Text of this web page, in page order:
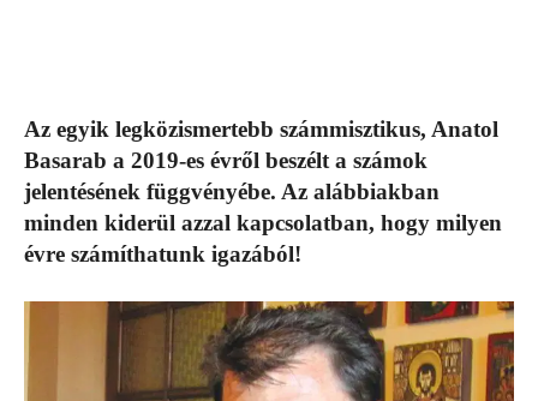
Az egyik legközismertebb számmisztikus, Anatol
Basarab a 2019-es évről beszélt a számok
jelentésének függvényébe. Az alábbiakban
minden kiderül azzal kapcsolatban, hogy milyen
évre számíthatunk igazából!